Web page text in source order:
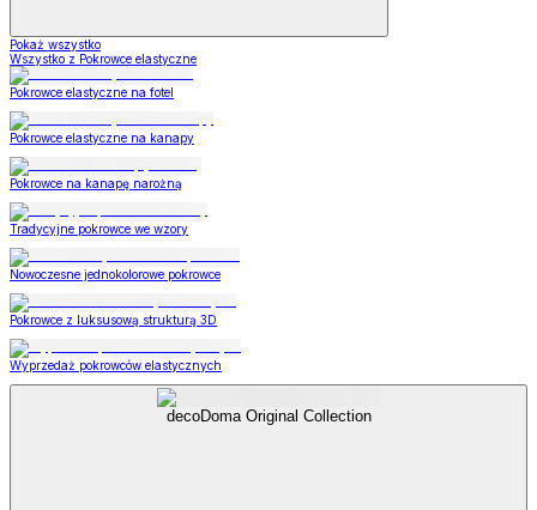
Pokaż wszystko
Wszystko z Pokrowce elastyczne
Pokrowce elastyczne na fotel
Pokrowce elastyczne na kanapy
Pokrowce na kanapę narożną
Tradycyjne pokrowce we wzory
Nowoczesne jednokolorowe pokrowce
Pokrowce z luksusową strukturą 3D
Wyprzedaż pokrowców elastycznych
decoDoma Original Collection